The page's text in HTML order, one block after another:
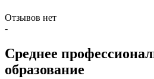
Отзывов нет
-
Среднее
образование